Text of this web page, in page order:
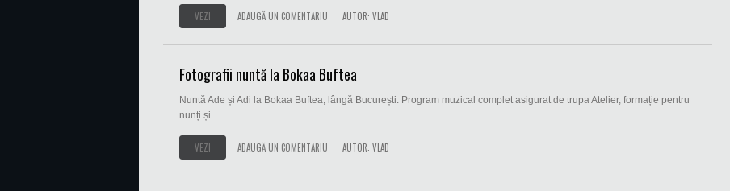
VEZI ADAUGĂ UN COMENTARIU AUTOR: VLAD
Fotografii nuntă la Bokaa Buftea
Nuntă Ade și Adi la Bokaa Buftea, lângă București. Program muzical complet asigurat de trupa Atelier, formație pentru
nunți și...
VEZI ADAUGĂ UN COMENTARIU AUTOR: VLAD